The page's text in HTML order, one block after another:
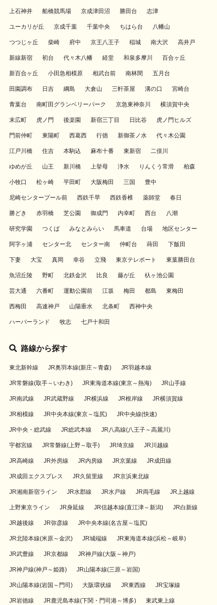
上石神井 船橋競馬場 京成津田沼 勝田台 志津
ユーカリが丘 京成千葉 千葉中央 ちはら台 八幡山
つつじヶ丘 柴崎 府中 京王八王子 稲城 南大沢 高井戸
新線新宿 初台 代々木八幡 経堂 和泉多摩川 百合ヶ丘
新百合ヶ丘 小田急相模原 相武台前 南林間 五月台
田園調布 日吉 綱島 大倉山 三軒茶屋 溝の口 宮崎台
青葉台 南町田グランベリーパーク 京急東神奈川 横須賀中央
末広町 虎ノ門 後楽園 新宿三丁目 日比谷 虎ノ門ヒルズ
門前仲町 東陽町 西葛西 行徳 新御茶ノ水 代々木公園
江戸川橋 住吉 本駒込 麻布十番 東新宿 二俣川
ゆめが丘 山王 新川橋 上挙母 浄水 りんくう常滑 柏森
小牧口 松ヶ崎 平田町 大阪梅田 三国 豊中
尼崎センタープール前 西鉄千早 西鉄香椎 薬師堂 春日
勝どき 赤羽橋 芝公園 御成門 内幸町 西台 八潮
研究学園 つくば みなとみらい 馬車道 台場 地区センター
阿字ヶ浦 センター北 センター南 仲町台 蒔田 下飯田
下妻 大宝 真岡 幸谷 立飛 東京テレポート 東葉勝田台
魚沼丘陵 野町 北鉄金沢 比良 藤が丘 杁ヶ池公園
芸大通 六番町 運動公園前 江坂 梅田 都島 東梅田
西梅田 高速神戸 山陽垂水 北条町 西神中央
ハーバーランド 牧志 七戸十和田
路線から探す
東北新幹線 JR奥羽本線(新庄～青森) JR羽越本線
JR常磐線(取手～いわき) JR東海道本線(東京～熱海) JR山手線
JR南武線 JR武蔵野線 JR横浜線 JR根岸線 JR横須賀線
JR相模線 JR中央本線(東京～塩尻) JR中央線(快速)
JR中央・総武線 JR総武本線 JR八高線(八王子～高麗川)
宇都宮線 JR常磐線(上野～取手) JR埼京線 JR川越線
JR高崎線 JR外房線 JR内房線 JR京葉線 JR成田線
JR成田エクスプレス JR久留里線 JR京浜東北線
JR湘南新宿ライン JR水郡線 JR水戸線 JR両毛線 JR上越線
上野東京ライン JR身延線 JR信越本線(直江津～新潟) JR白新線
JR越後線 JR弥彦線 JR中央本線(名古屋～塩尻)
JR北陸本線(米原～金沢) JR城端線 JR東海道本線(浜松～岐阜)
JR武豊線 JR京都線 JR神戸線(大阪～神戸)
JR神戸線(神戸～姫路) JR山陽本線(三原～岩国)
JR山陽本線(岩国～門司) 大阪環状線 JR東西線 JR宝塚線
JR岩徳線 JR鹿児島本線(下関・門司港～博多) 東武東上線